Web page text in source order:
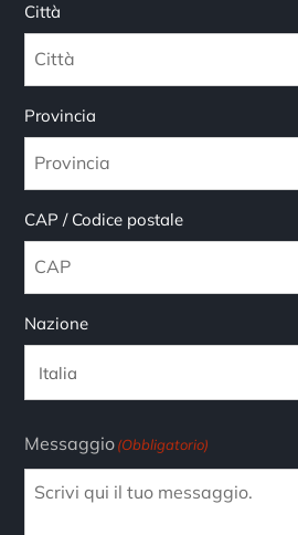
Città
Provincia
CAP / Codice postale
Nazione
Messaggio(Obbligatorio)